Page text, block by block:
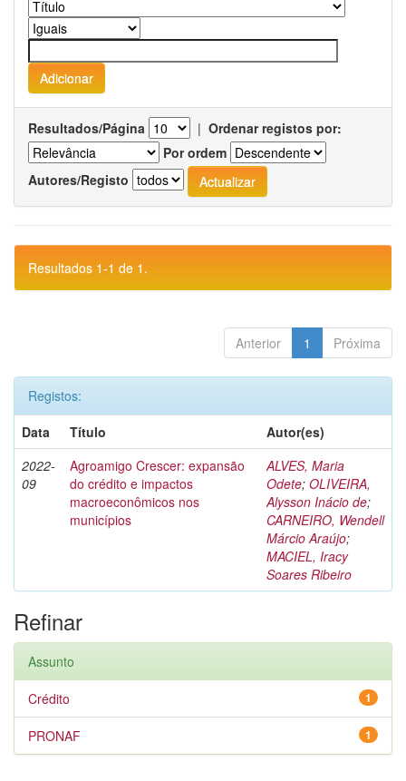
Resultados/Página | Ordenar registos por:
Por ordem
Autores/Registo
Resultados 1-1 de 1.
Anterior 1 Próxima
Registos:
Data
Título
Autor(es)
2022-
09
Agroamigo Crescer: expansão
do crédito e impactos
macroeconômicos nos
municípios
ALVES, Maria
Odete; OLIVEIRA,
Alysson Inácio de;
CARNEIRO, Wendell
Márcio Araújo;
MACIEL, Iracy
Soares Ribeiro
Refinar
Assunto
1
Crédito
1
PRONAF